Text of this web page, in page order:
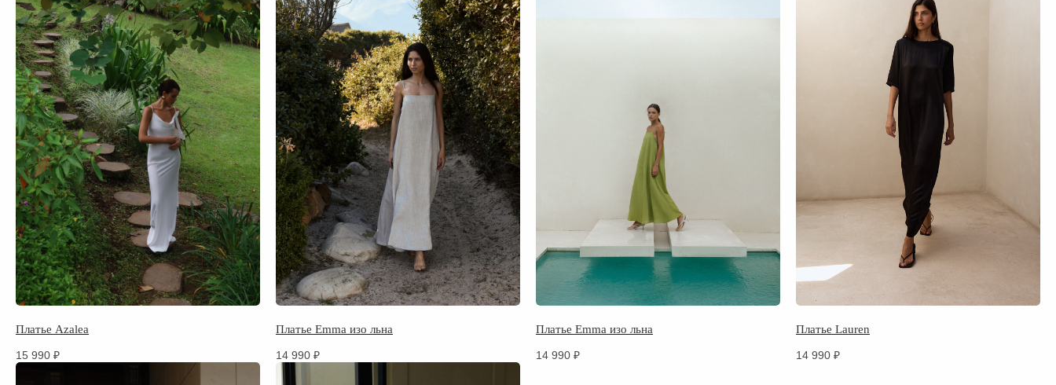
Платье Azalea
15 990 ₽
Платье Emma изо льна
14 990 ₽
Платье Emma изо льна
14 990 ₽
Платье Lauren
14 990 ₽